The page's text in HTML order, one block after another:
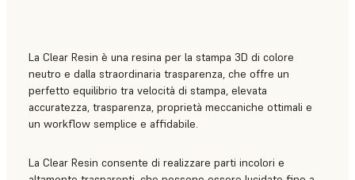
La Clear Resin è una resina per la stampa 3D di colore
neutro e dalla straordinaria trasparenza, che offre un
perfetto equilibrio tra velocità di stampa, elevata
accuratezza, trasparenza, proprietà meccaniche ottimali e
un workflow semplice e affidabile.
La Clear Resin consente di realizzare parti incolori e